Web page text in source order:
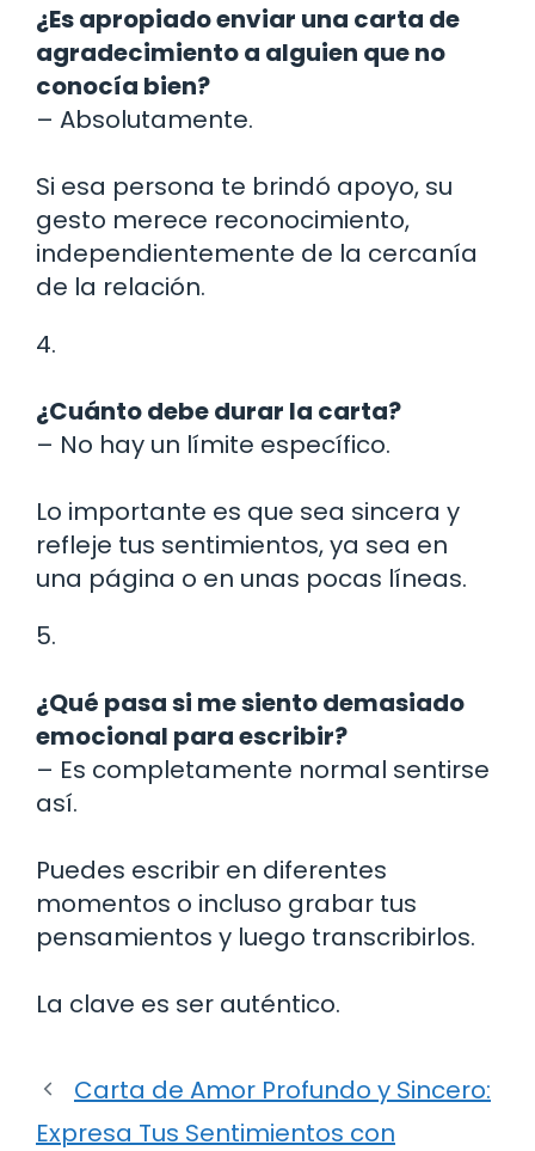
¿Es apropiado enviar una carta de
agradecimiento a alguien que no
conocía bien?
– Absolutamente.
Si esa persona te brindó apoyo, su
gesto merece reconocimiento,
independientemente de la cercanía
de la relación.
4.
¿Cuánto debe durar la carta?
– No hay un límite específico.
Lo importante es que sea sincera y
refleje tus sentimientos, ya sea en
una página o en unas pocas líneas.
5.
¿Qué pasa si me siento demasiado
emocional para escribir?
– Es completamente normal sentirse
así.
Puedes escribir en diferentes
momentos o incluso grabar tus
pensamientos y luego transcribirlos.
La clave es ser auténtico.
Carta de Amor Profundo y Sincero:
Expresa Tus Sentimientos con